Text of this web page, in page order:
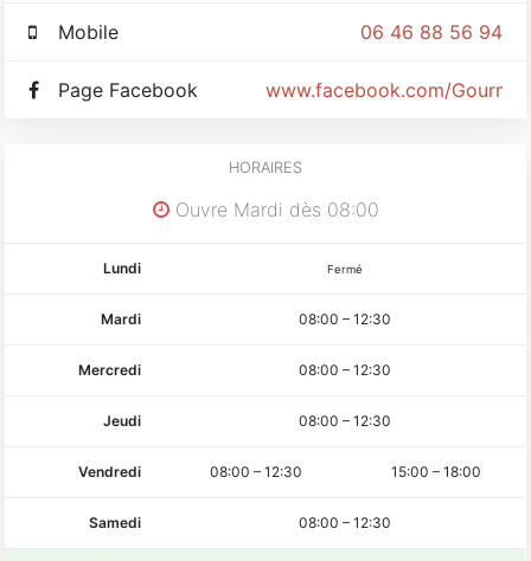
06 46 88 56 94
Mobile
www.facebook.com/
Page Facebook
HORAIRES
Ouvre Mardi dès 08:00
Lundi Fermé
Mardi 08:00 –12:30
Mercredi 08:00 –12:30
Jeudi 08:00 –12:30
Vendredi 08:00 – 12:30 15:00 – 18:00
Samedi 08:00 –12:30